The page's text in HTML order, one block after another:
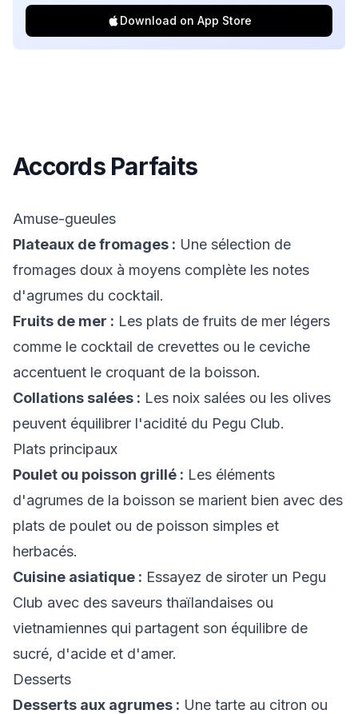
Download on App Store
Accords Parfaits
Amuse-gueules
Plateaux de fromages : Une sélection de
fromages doux à moyens complète les notes
d'agrumes du cocktail.
Fruits de mer : Les plats de fruits de mer légers
comme le cocktail de crevettes ou le ceviche
accentuent le croquant de la boisson.
Collations salées : Les noix salées ou les olives
peuvent équilibrer l'acidité du Pegu Club.
Plats principaux
Poulet ou poisson grillé : Les éléments
d'agrumes de la boisson se marient bien avec des
plats de poulet ou de poisson simples et
herbacés.
Cuisine asiatique : Essayez de siroter un Pegu
Club avec des saveurs thaïlandaises ou
vietnamiennes qui partagent son équilibre de
sucré, d'acide et d'amer.
Desserts
Desserts aux agrumes : Une tarte au citron ou